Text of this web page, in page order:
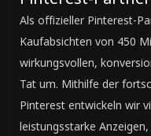
Als offizieller Pinterest-
Kaufabsichten von 450
wirkungsvollen,
Tat um. Mithilfe der
Pinterest entwickeln wir
leistungsstarke